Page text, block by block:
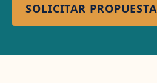
SOLICITAR PROPUESTA